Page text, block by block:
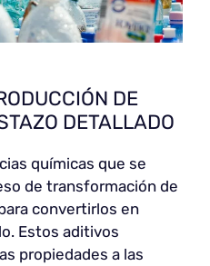
DE
DETALLADO
químicas que se
de transformación de
convertirlos en
Estos aditivos
propiedades a las